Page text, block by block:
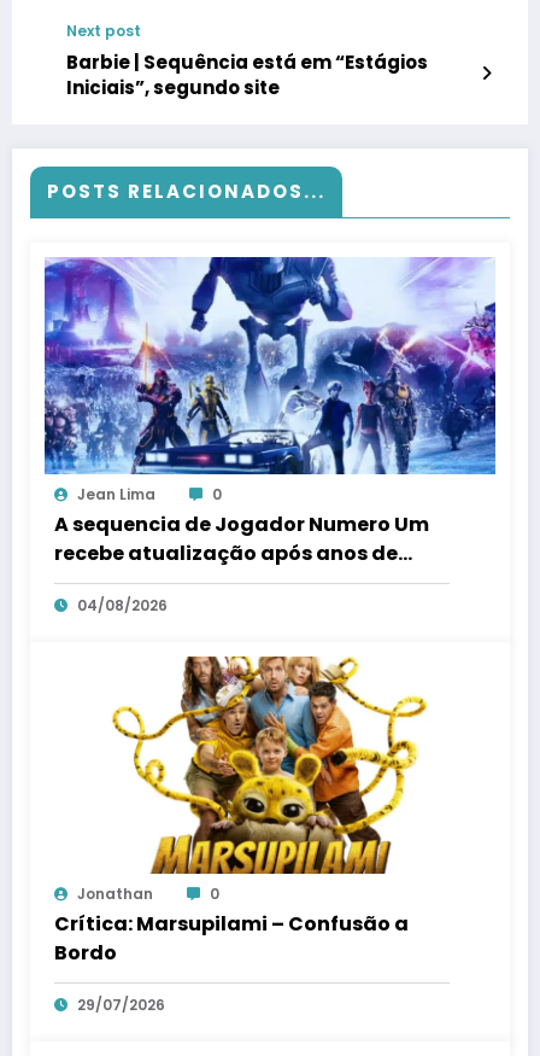
Next post
Barbie | Sequência está em “Estágios
Iniciais”, segundo site
POSTS RELACIONADOS...
Jean Lima 0
A sequencia de Jogador Numero Um
recebe atualização após anos de
silencio
04/08/2026
Jonathan 0
Crítica: Marsupilami – Confusão a
Bordo
29/07/2026